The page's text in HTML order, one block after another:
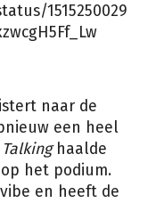
1515250029
naar de
een heel
haalde
het podium.
en heeft de